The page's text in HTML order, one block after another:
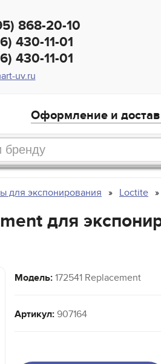
868-20-10
430-11-01
430-11-01
uv.ru
Оформление и
для экспонирования Loctite
для
Модель: 172541 Replacement
Артикул: 907164